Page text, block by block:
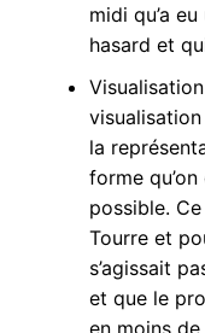
midi qu’a
hasard et
visualisation
la
forme
possible.
Tourre et
s’agissait
et que le
en moins